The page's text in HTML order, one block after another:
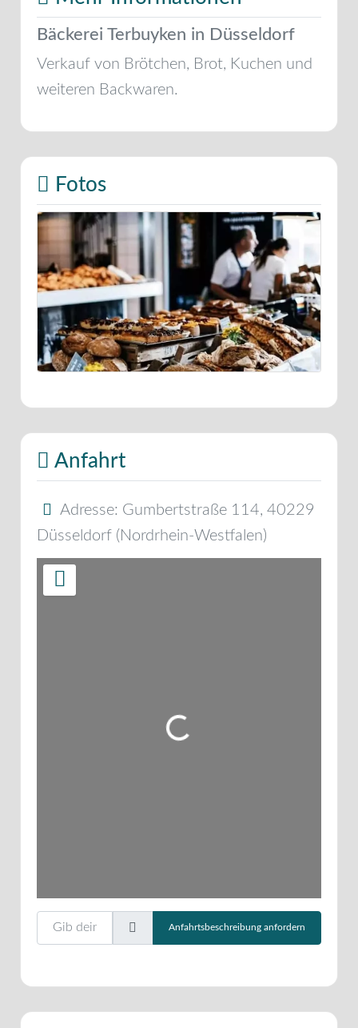
Bäckerei Terbuyken in Düsseldorf
Verkauf von Brötchen, Brot, Kuchen und
weiteren Backwaren.
Fotos
Anfahrt
Adresse: Gumbertstraße 114, 40229
Düsseldorf ( Nordrhein-Westfalen)
Wird geladen …
Gib deinen Standort ein.
Anfahrtsbeschreibung anfordern